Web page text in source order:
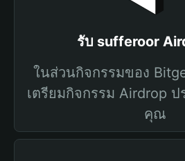
รับ sufferoor
ในส่วนกิจกรรมของ
เตรียมกิจกรรม Airdrop ป
คุณ